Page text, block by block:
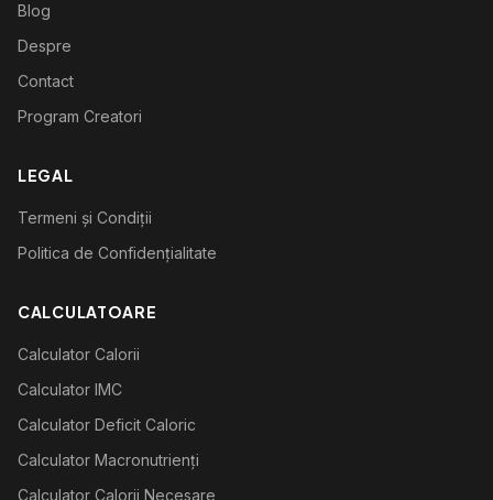
Blog
Despre
Contact
Program Creatori
LEGAL
Termeni și Condiții
Politica de Confidențialitate
CALCULATOARE
Calculator Calorii
Calculator IMC
Calculator Deficit Caloric
Calculator Macronutrienți
Calculator Calorii Necesare